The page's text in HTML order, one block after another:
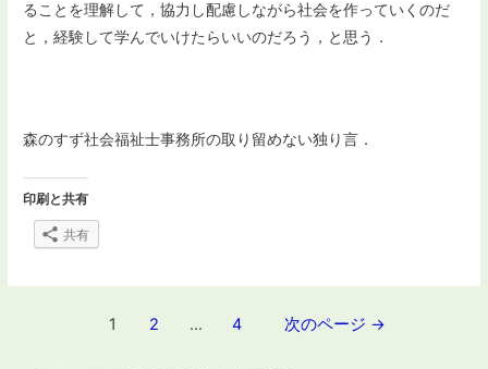
ることを理解して，協力し配慮しながら社会を作っていくのだ
と，経験して学んでいけたらいいのだろう，と思う．
森のすず社会福祉士事務所の取り留めない独り言．
印刷と共有
共有
1 2 … 4 次のページ →